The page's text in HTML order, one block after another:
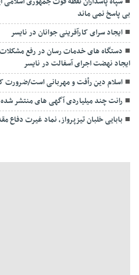
بی پاسخ نمی ماند
ایجاد سرای کارآفرینی جوانان در نایسر
دستگاه های خدمات رسان در رفع
ایجاد نهضت اجرای آسفالت در نایسر
اسلام دین رأفت و مهربانی است/
رانت چند میلیاردی آگهی های منتشر
بابایی خلبان تیزپرواز، نماد غیرت دفاع